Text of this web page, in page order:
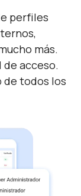
perfiles
más.
acceso.
de todos los